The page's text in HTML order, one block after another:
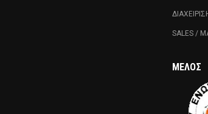
SALES /
ΜΈΛΟΣ